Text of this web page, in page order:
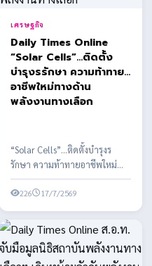
เศรษฐกิจ
Daily Times Online
“Solar Cells”…ติดตั้ง
บำรุงรรักษา ความท้าทาย
อาชีพใหม่ทางด้าน
พลังงานทางเลือก
“Solar Cells”…ติดตั้งบำรุงร
รักษา ความท้าทายอาชีพใหม่
ทางด้านพลังงานทางเลือก
พลังงานสะอาด ในประเทศไทย
226 17/7/2569